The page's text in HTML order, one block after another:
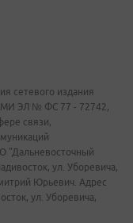
сетевого издания
СМИ ЭЛ № ФС 77 - 72742,
связи,
"Дальневосточный
ул. Уборевича,
Юрьевич. Адрес
ул. Уборевича,